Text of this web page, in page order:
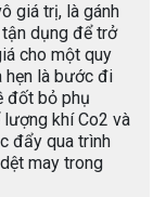
giá trị, là gánh
dụng để trở
cho một quy
hẹn là bước đi
đốt bỏ phụ
khí Co2 và
đẩy qua trình
may trong